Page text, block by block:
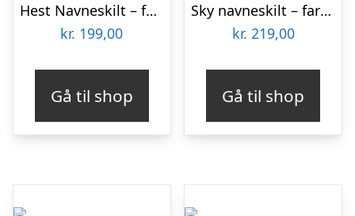
Hest Navneskilt – farve
kr. 199,00
Gå til shop
Sky navneskilt – farve
kr. 219,00
Gå til shop